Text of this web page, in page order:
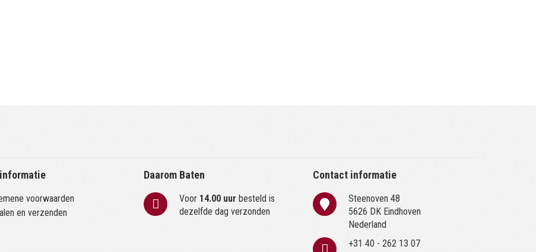
voorwaarden
en verzenden
Daarom Baten
Voor 14.00 uur besteld is
dezelfde dag verzonden
Contact informatie
Steenoven 48
5626 DK Eindhoven
Nederland
+31 40 - 262 13 07